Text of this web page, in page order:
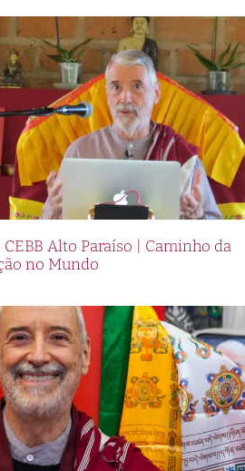
Alto Paraíso | Caminho da
no Mundo